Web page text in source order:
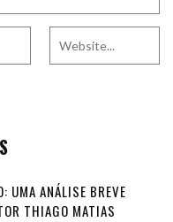
UMA ANÁLISE BREVE
THIAGO MATIAS